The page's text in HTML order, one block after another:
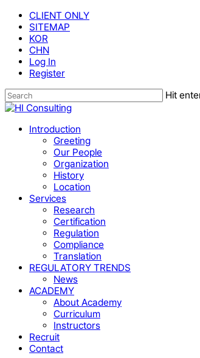
Skip
main
content
CLIENT ONLY
SITEMAP
KOR
CHN
Log In
Register
Hit
Close
Menu Introduction
Greeting
Our People
Organization
History
Location
Services
Research
Certification
Regulation
Compliance
Translation
REGULATORY TRENDS
News
ACADEMY
About Academy
Curriculum
Instructors
Recruit
Contact